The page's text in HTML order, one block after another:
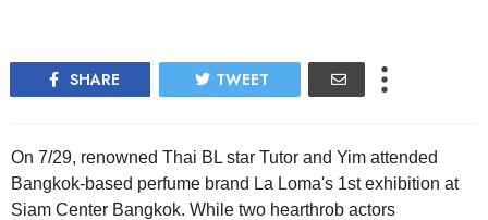
SHARE TWEET
On 7/29, renowned Thai BL star Tutor and Yim attended
Bangkok-based perfume brand La Loma's 1st exhibition at
Siam Center Bangkok. While two hearthrob actors